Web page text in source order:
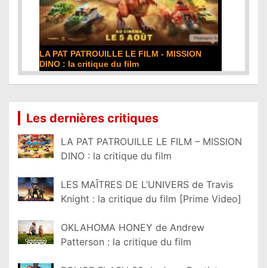
LA PAT PATROUILLE LE FILM - MISSION
DINO : la critique du film
Les dernières critiques
LA PAT PATROUILLE LE FILM – MISSION
DINO : la critique du film
LES MAÎTRES DE L’UNIVERS de Travis
Knight : la critique du film [Prime Video]
OKLAHOMA HONEY de Andrew
Patterson : la critique du film